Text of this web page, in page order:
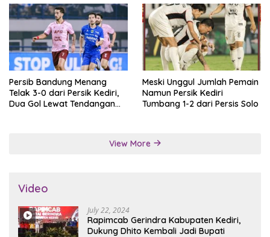
Persib Bandung Menang
Telak 3-0 dari Persik Kediri,
Dua Gol Lewat Tendangan
Meski Unggul Jumlah Pemain
Namun Persik Kediri
Tumbang 1-2 dari Persis Solo
View More
Video
July 22, 2024
Rapimcab Gerindra Kabupaten Kediri,
Dukung Dhito Kembali Jadi Bupati